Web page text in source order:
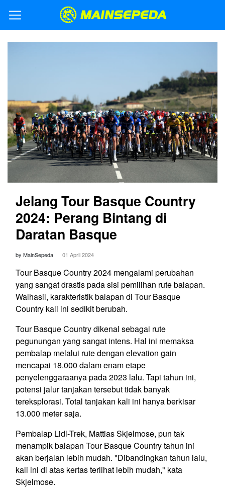
Jelang Tour Basque Country
2024: Perang Bintang di
Daratan Basque
by MainSepeda 01 April 2024
Tour Basque Country 2024 mengalami perubahan
yang sangat drastis pada sisi pemilihan rute balapan.
Walhasil, karakteristik balapan di Tour Basque
Country kali ini sedikit berubah.
Tour Basque Country dikenal sebagai rute
pegunungan yang sangat intens. Hal ini memaksa
pembalap melalui rute dengan elevation gain
mencapai 18.000 dalam enam etape
penyelenggaraanya pada 2023 lalu. Tapi tahun ini,
potensi jalur tanjakan tersebut tidak banyak
tereksplorasi. Total tanjakan kali ini hanya berkisar
13.000 meter saja.
Pembalap Lidl-Trek, Mattias Skjelmose, pun tak
menampik balapan Tour Basque Country tahun ini
akan berjalan lebih mudah. "Dibandingkan tahun lalu,
kali ini di atas kertas terlihat lebih mudah," kata
Skjelmose.